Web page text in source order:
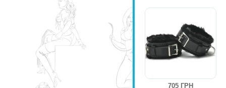
705 ГРН